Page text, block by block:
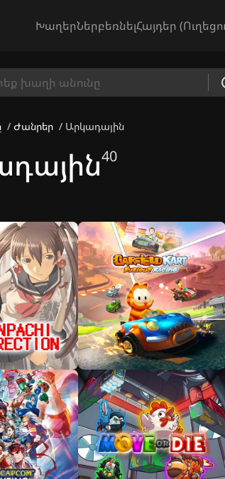
ԽաղերՆերբեռնելՀայդեր
Ժանրեր Արկադային
40